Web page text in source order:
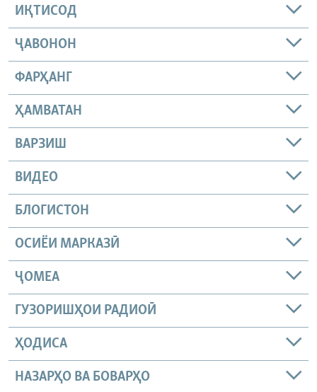
ИҚТИСОД
ҶАВОНОН
ФАРҲАНГ
ҲАМВАТАН
ВАРЗИШ
ВИДЕО
БЛОГИСТОН
ОСИЁИ МАРКАЗӢ
ҶОМEА
ГУЗОРИШҲОИ РАДИОӢ
ҲОДИСА
НАЗАРҲО ВА БОВАРҲО